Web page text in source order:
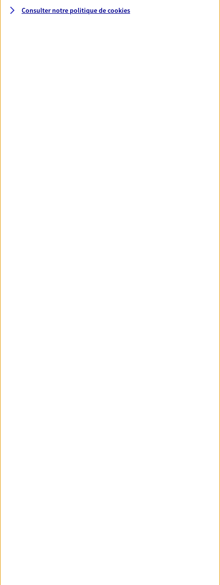
équipements et stocks… sans oublier votre
Consulter notre politique decookies